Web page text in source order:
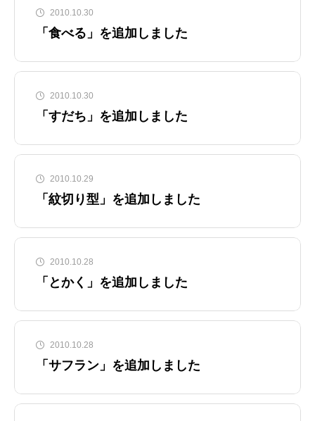
2010.10.30
「食べる」を追加しました
2010.10.30
「すだち」を追加しました
2010.10.29
「紋切り型」を追加しました
2010.10.28
「とかく」を追加しました
2010.10.28
「サフラン」を追加しました